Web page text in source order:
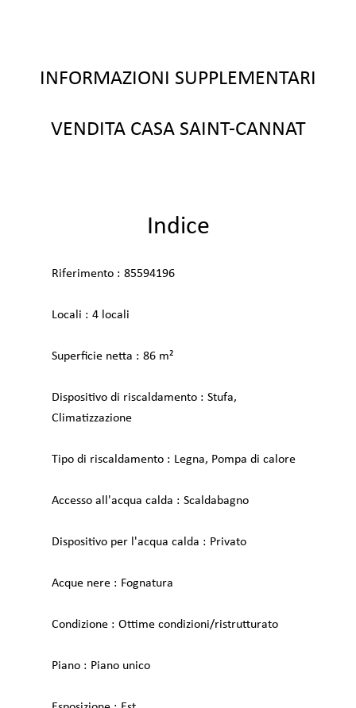
INFORMAZIONI SUPPLEMENTARI
VENDITA CASA SAINT-CANNAT
Indice
Riferimento 85594196
Locali 4 locali
Superficie netta 86 m²
Dispositivo di riscaldamento
Stufa,
Climatizzazione
Tipo di riscaldamento Legna, Pompa di calore
Accesso all'acqua calda Scaldabagno
Dispositivo per l'acqua calda Privato
Acque nere Fognatura
Condizione Ottime condizioni/ristrutturato
Piano Piano unico